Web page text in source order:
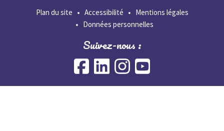
Plan du site Accessibilité
Mentions légales
Données personnelles
Suivez-nous :